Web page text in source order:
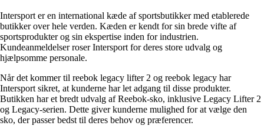
Intersport er en international kæde af sportsbutikker med etablerede
butikker over hele verden. Kæden er kendt for sin brede vifte af
sportsprodukter og sin ekspertise inden for industrien.
Kundeanmeldelser roser Intersport for deres store udvalg og
hjælpsomme personale.
Når det kommer til reebok legacy lifter 2 og reebok legacy har
Intersport sikret, at kunderne har let adgang til disse produkter.
Butikken har et bredt udvalg af Reebok-sko, inklusive Legacy Lifter 2
og Legacy-serien. Dette giver kunderne mulighed for at vælge den
sko, der passer bedst til deres behov og præferencer.